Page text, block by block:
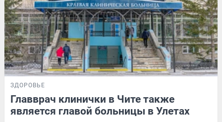
ЗДОРОВЬЕ
Главврач клинички в Чите также
является главой больницы в Улетах